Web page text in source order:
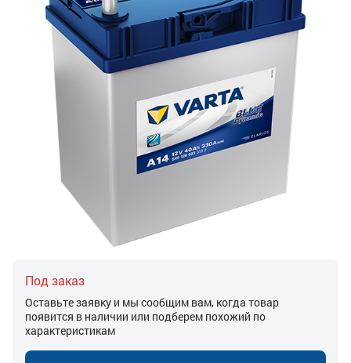
Под заказ
Оставьте заявку и мы сообщим вам, когда товар
появится в наличии или подберем похожий по
характеристикам